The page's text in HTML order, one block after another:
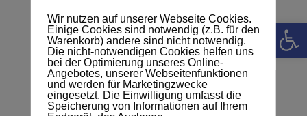
vonMerten |30. September 2024|Allgemein|0
Kommentare
Wir nutzen auf unserer Webseite Cookies.
Einige Cookies sind notwendig (z.B. für den
Warenkorb) andere sind nicht notwendig.
Die nicht-notwendigen Cookies helfen uns
bei der Optimierung unseres Online-
Angebotes, unserer Webseitenfunktionen
und werden für Marketingzwecke
eingesetzt. Die Einwilligung umfasst die
Speicherung von Informationen auf Ihrem